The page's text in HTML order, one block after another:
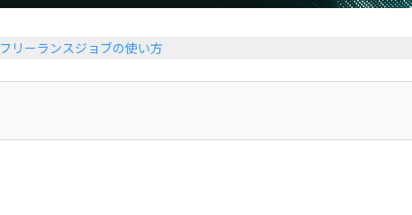
フリーランスジョブの使い方